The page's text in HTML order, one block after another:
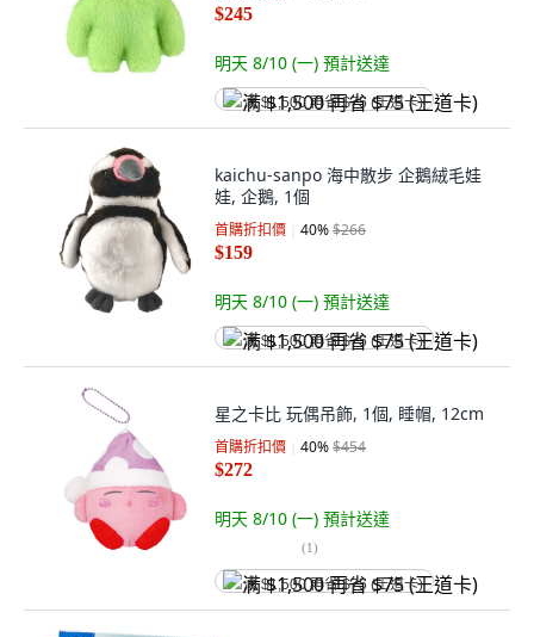
$245
明天 8/10 (一) 預計送達
满 $1,500 再省 $75 (王道卡)
kaichu-sanpo 海中散步 企鵝絨毛娃
娃, 企鵝, 1個
首購折扣價 40%$266
$159
明天 8/10 (一) 預計送達
满 $1,500 再省 $75 (王道卡)
星之卡比 玩偶吊飾, 1個, 睡帽, 12cm
首購折扣價 40%$454
$272
明天 8/10 (一) 預計送達
(1)
满 $1,500 再省 $75 (王道卡)